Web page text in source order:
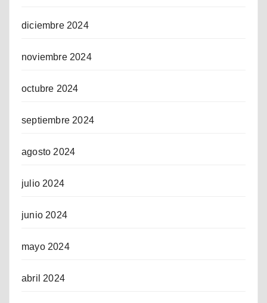
diciembre 2024
noviembre 2024
octubre 2024
septiembre 2024
agosto 2024
julio 2024
junio 2024
mayo 2024
abril 2024